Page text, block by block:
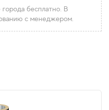
бесплатно. В
с менеджером.